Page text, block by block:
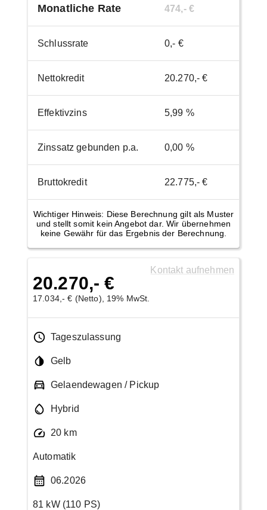
Monatliche Rate 474,- €
Schlussrate 0,- €
Nettokredit 20.270,- €
Effektivzins 5,99 %
Zinssatz gebunden p.a. 0,00 %
Bruttokredit 22.775,- €
Wichtiger Hinweis: Diese Berechnung gilt als Muster
und stellt somit kein Angebot dar. Wir übernehmen
keine Gewähr für das Ergebnis der Berechnung.
20.270,- €
17.034,- € (Netto), 19% MwSt.
Kontakt aufnehmen
Tageszulassung
Gelb
Gelaendewagen / Pickup
Hybrid
20 km
Automatik
06.2026
81 kW (110 PS)